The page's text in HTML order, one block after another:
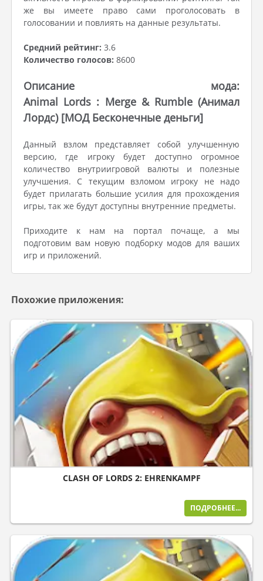
же вы имеете право сами проголосовать в
голосовании и повлиять на данные результаты.
Средний рейтинг: 3.6
Количество голосов: 8600
Описание мода:
Animal Lords : Merge & Rumble (Анимал
Лордс) [МОД Бесконечные деньги]
Данный взлом представляет собой улучшенную
версию, где игроку будет доступно огромное
количество внутриигровой валюты и полезные
улучшения. С текущим взломом игроку не надо
будет прилагать большие усилия для прохождения
игры, так же будут доступны внутренние предметы.
Приходите к нам на портал почаще, а мы
подготовим вам новую подборку модов для ваших
игр и приложений.
Похожие приложения:
CLASH OF LORDS 2: EHRENKAMPF
ПОДРОБНЕЕ...